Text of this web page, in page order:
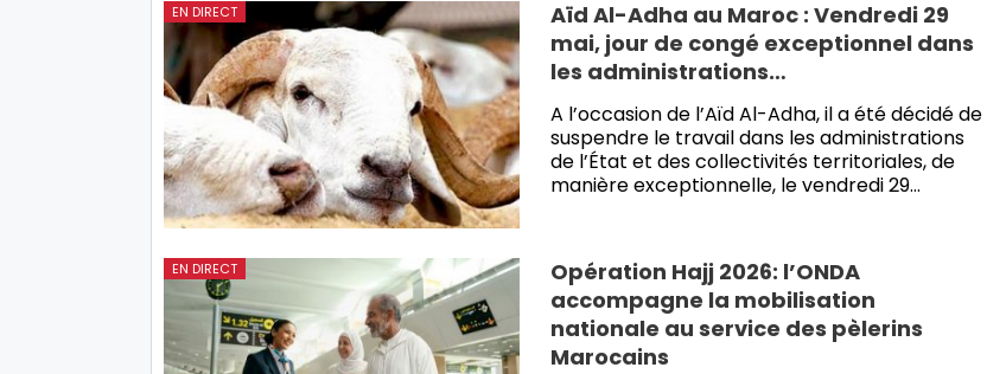
EN DIRECT
Aïd Al-Adha au Maroc : Vendredi 29
mai, jour de congé exceptionnel dans
les administrations…
A l’occasion de l’Aïd Al-Adha, il a été décidé de
suspendre le travail dans les administrations
de l’État et des collectivités territoriales, de
manière exceptionnelle, le vendredi 29…
EN DIRECT
Opération Hajj 2026: l’ONDA
accompagne la mobilisation
nationale au service des pèlerins
Marocains